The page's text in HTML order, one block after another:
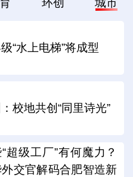
环创 城市
“水上电梯”将成型
校地共创“同里诗光”
超级工厂”有何魔力？
交官解码合肥智造新